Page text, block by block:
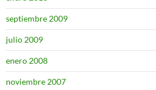
septiembre 2009
julio 2009
enero 2008
noviembre 2007